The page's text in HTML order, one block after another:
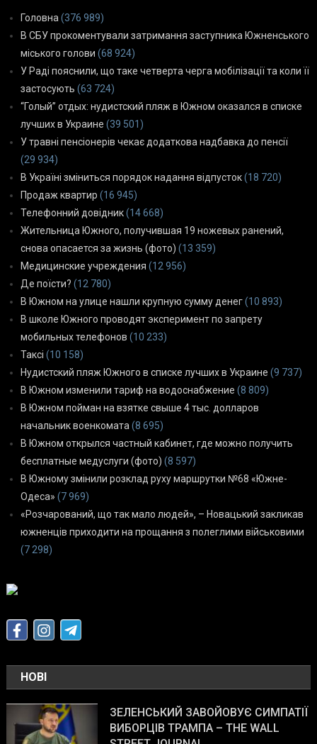
Головна (376 989)
В СБУ прокоментували затримання заступника Южненського
міського голови (68 924)
У Раді пояснили, що таке четверта черга мобілізації та коли її
застосують (63 724)
“Голый” отдых: нудистский пляж в Южном оказался в списке
лучших в Украине (39 501)
У травні пенсіонерів чекає додаткова надбавка до пенсії
(29 934)
В Україні зміниться порядок надання відпусток(18 720)
Продаж квартир (16 945)
Телефонний довідник(14 668)
Жительница Южного, получившая 19 ножевых ранений,
снова опасается за жизнь (фото) (13 359)
Медицинские учреждения (12 956)
Де поїсти? (12 780)
В Южном на улице нашли крупную сумму денег(10 893)
В школе Южного проводят эксперимент по запрету
мобильных телефонов (10 233)
Таксі (10 158)
Нудистский пляж Южного в списке лучших в Украине (9 737)
В Южном изменили тариф на водоснабжение (8 809)
В Южном пойман на взятке свыше 4 тыс. долларов
начальник военкомата (8 695)
В Южном открылся частный кабинет, где можно получить
бесплатные медуслуги (фото) (8 597)
В Южному змінили розклад руху маршрутки №68 «Южне-
Одеса» (7 969)
«Розчарований, що так мало людей», – Новацький закликав
южненців приходити на прощання з полеглими військовими
(7 298)
НОВІ
ЗЕЛЕНСЬКИЙ ЗАВОЙОВУЄ СИМПАТІЇ
ВИБОРЦІВ ТРАМПА – THE WALL